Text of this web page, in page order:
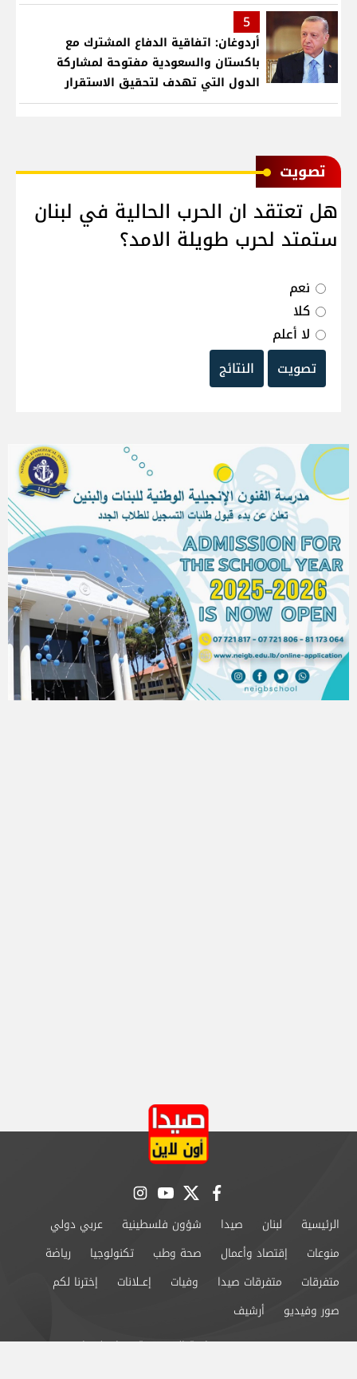
5
أردوغان: اتفاقية الدفاع المشترك مع
باكستان والسعودية مفتوحة لمشاركة
الدول التي تهدف لتحقيق الاستقرار
بمنطقتنا
ﺗﺼﻮﻳﺖ
هل تعتقد ان الحرب الحالية في لبنان
ستمتد لحرب طويلة الامد؟
نعم
كلا
لا أعلم
تصويت
النتائج
facebook
twitter
youtube
instagram
الرئيسية لبنان صيدا شؤون فلسطينية
عربي دولي
منوعات
إقتصاد وأعمال صحة وطب تكنولوجيا
رياضة
متفرقات
متفرقات صيدا وفيات إعــلانات
إخترنا لكم
صور وفيديو
أرشيف
من نحن
سياسة الخصوصية اتصل بنا